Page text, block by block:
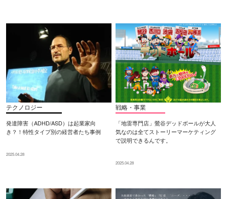
テクノロジー
発達障害（ADHD/ASD）は起業家向
き？！特性タイプ別の経営者たち事例
2025.04.28
戦略・事業
「地雷専門店」鶯谷デッドボールが大人
気なのは全てストーリーマーケティング
で説明できるんです。
2025.04.28